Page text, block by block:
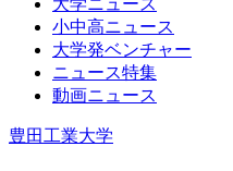
大学ニュース
小中高ニュース
大学発ベンチャー
ニュース特集
動画ニュース
豊田工業大学